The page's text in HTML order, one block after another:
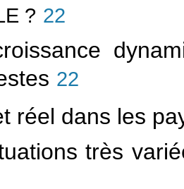
? 22
22
réel dans les
très